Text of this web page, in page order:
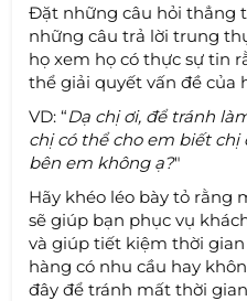
Đặt những câu hỏi thẳng
những câu trả lời trung
họ xem họ có thực sự tin
thể giải quyết vấn đề của
VD: “Dạ chị ơi, để tránh
chị có thể cho em biết
bên em không ạ?"
Hãy khéo léo bày tỏ rằng
sẽ giúp bạn phục vụ
và giúp tiết kiệm thời
hàng có nhu cầu hay
đây để tránh mất thời